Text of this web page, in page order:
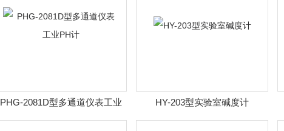
PHG-2081D型多通道仪表工业
PH计
HY-203型实验室碱度计